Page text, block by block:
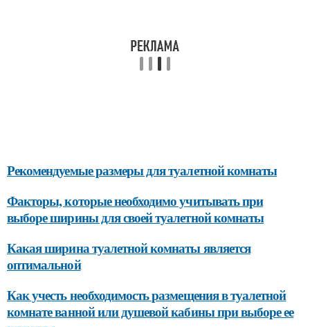
Рекомендуемые размеры для туалетной комнаты
Факторы, которые необходимо учитывать при
выборе ширины для своей туалетной комнаты
Какая ширина туалетной комнаты является
оптимальной
Как учесть необходимость размещения в туалетной
комнате ванной или душевой кабины при выборе ее